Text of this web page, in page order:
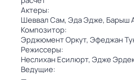
Актеры:
Шеввал Сам,Эда Эдже, Барыш
Композитор:
Эрджюмент Оркут,Эфеджан
Режиссеры:
Неслихан Есилюрт,Эдже
Ведущие: